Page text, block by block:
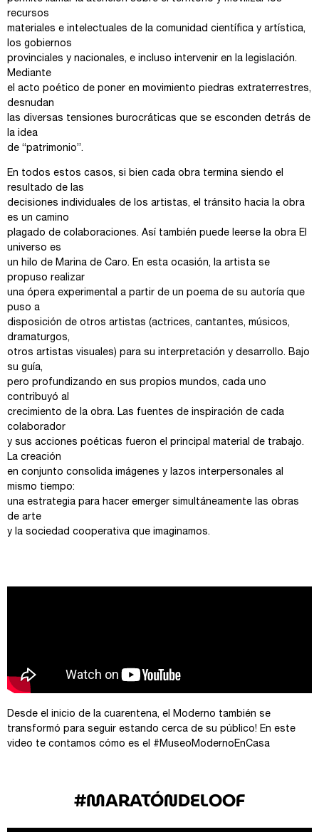
recursos
materiales e intelectuales de la comunidad científica y artística,
los gobiernos
provinciales y nacionales, e incluso intervenir en la legislación.
Mediante
el acto poético de poner en movimiento piedras extraterrestres,
desnudan
las diversas tensiones burocráticas que se esconden detrás de
la idea
de “patrimonio”.
En todos estos casos, si bien cada obra termina siendo el
resultado de las
decisiones individuales de los artistas, el tránsito hacia la obra
es un camino
plagado de colaboraciones. Así también puede leerse la obra El
universo es
un hilo de Marina de Caro. En esta ocasión, la artista se
propuso realizar
una ópera experimental a partir de un poema de su autoría que
puso a
disposición de otros artistas (actrices, cantantes, músicos,
dramaturgos,
otros artistas visuales) para su interpretación y desarrollo. Bajo
su guía,
pero profundizando en sus propios mundos, cada uno
contribuyó al
crecimiento de la obra. Las fuentes de inspiración de cada
colaborador
y sus acciones poéticas fueron el principal material de trabajo.
La creación
en conjunto consolida imágenes y lazos interpersonales al
mismo tiempo:
una estrategia para hacer emerger simultáneamente las obras
de arte
y la sociedad cooperativa que imaginamos.
Desde el inicio de la cuarentena, el Moderno también se
transformó para seguir estando cerca de su público! En este
video te contamos cómo es el #MuseoModernoEnCasa
#MARATÓNDELOOF